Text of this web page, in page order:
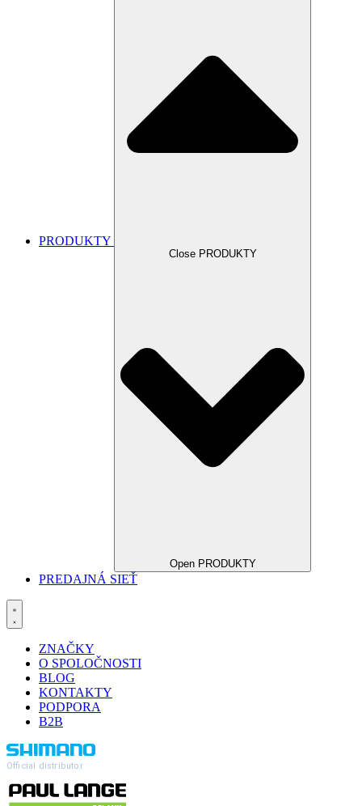
PRODUKTY
Close PRODUKTY
Open PRODUKTY
PREDAJNÁ SIEŤ
ZNAČKY
O SPOLOČNOSTI
BLOG
KONTAKTY
PODPORA
B2B
Official distributor